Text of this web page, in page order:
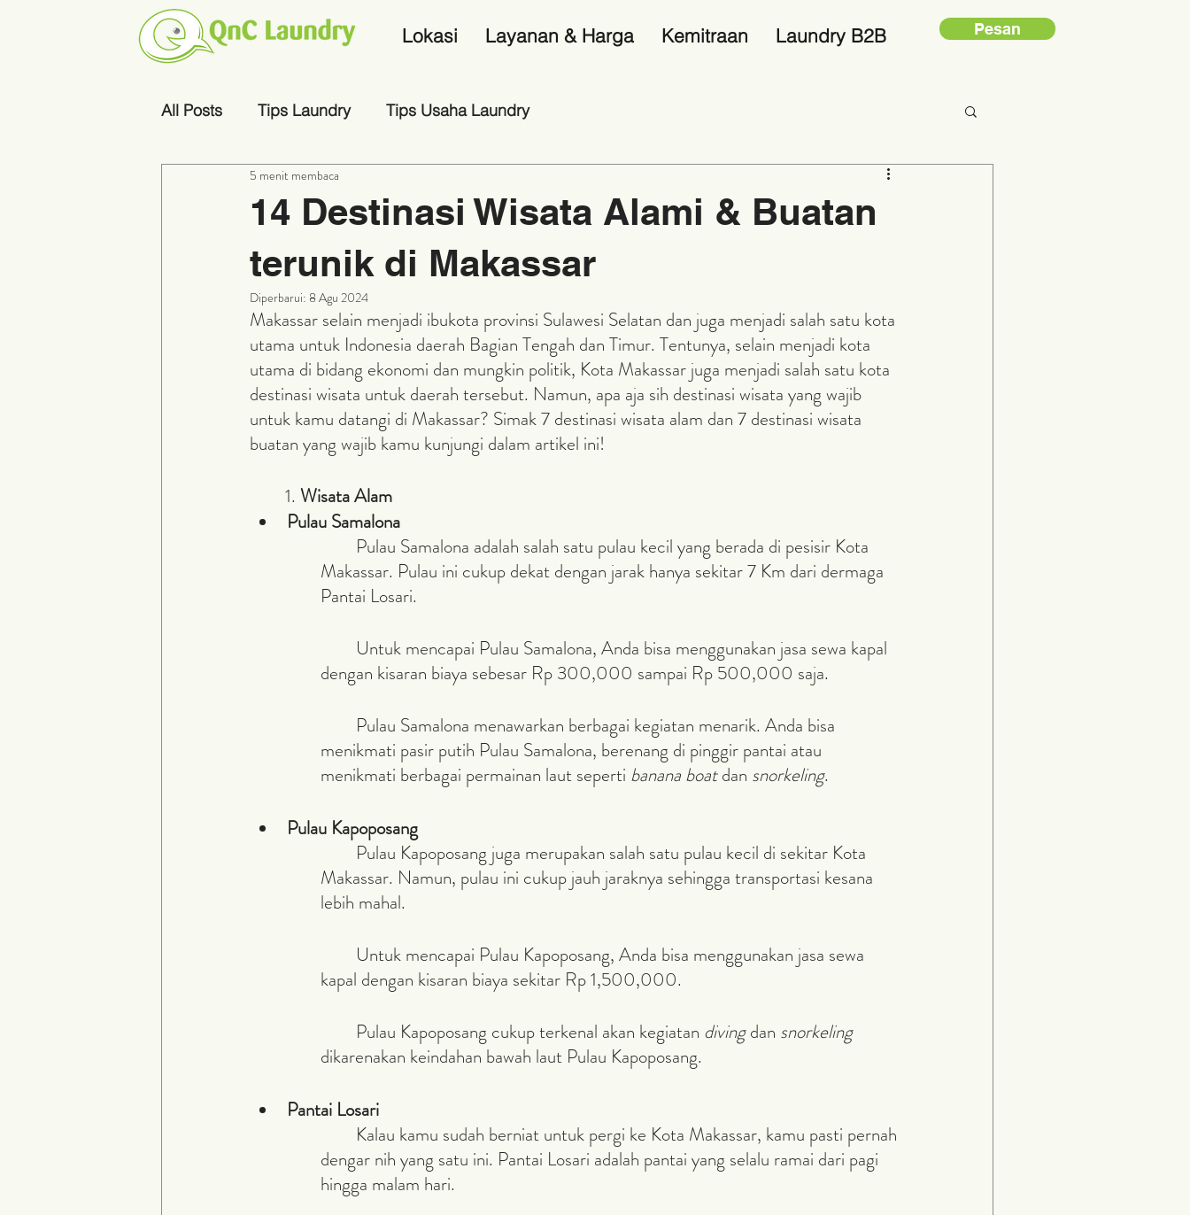
Lokasi Layanan & Harga Kemitraan Laundry B2B Pesan
All Posts Tips Laundry Tips Usaha Laundry
14 Destinasi Wisata Alami & Buatan
terunik di Makassar
5 menit membaca
Diperbarui: 8 Agu 2024
Makassar selain menjadi ibukota provinsi Sulawesi Selatan dan juga menjadi salah satu kota
utama untuk Indonesia daerah Bagian Tengah dan Timur. Tentunya, selain menjadi kota
utama di bidang ekonomi dan mungkin politik, Kota Makassar juga menjadi salah satu kota
destinasi wisata untuk daerah tersebut. Namun, apa aja sih destinasi wisata yang wajib
untuk kamu datangi di Makassar? Simak 7 destinasi wisata alam dan 7 destinasi wisata
buatan yang wajib kamu kunjungi dalam artikel ini!
	1.
Wisata Alam
Pulau Samalona
Makassar. Pulau ini cukup dekat dengan jarak hanya sekitar 7 Km dari dermaga
Pantai Losari.
dengan kisaran biaya sebesar Rp 300,000 sampai Rp 500,000 saja.
menikmati pasir putih Pulau Samalona, berenang di pinggir pantai atau
menikmati berbagai permainan laut seperti banana boat dan snorkeling.
Pulau Kapoposang
Makassar. Namun, pulau ini cukup jauh jaraknya sehingga transportasi kesana
lebih mahal.
kapal dengan kisaran biaya sekitar Rp 1,500,000.
	Pulau Kapoposang cukup terkenal akan kegiatan
diving dan snorkeling
dikarenakan keindahan bawah laut Pulau Kapoposang.
Pantai Losari
dengar nih yang satu ini. Pantai Losari adalah pantai yang selalu ramai dari pagi
hingga malam hari.